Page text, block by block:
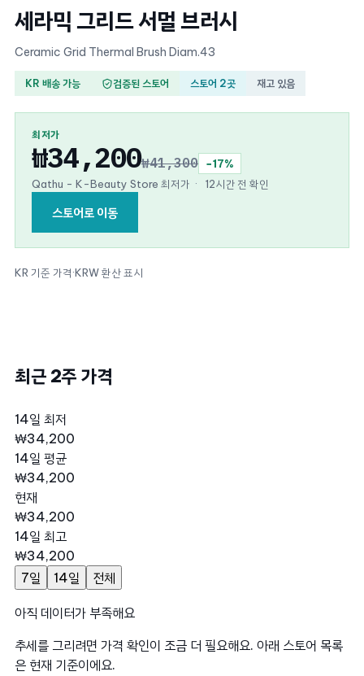
세라믹 그리드 서멀 브러시
Ceramic Grid Thermal Brush Diam.43
KR 배송 가능 검증된 스토어 스토어 2곳 재고 있음
최저가
₩34,200₩41,300
−17%
Qathu - K-Beauty Store 최저가 · 12시간 전 확인
스토어로 이동
KR 기준 가격·KRW 환산 표시
최근 2주 가격
14일 최저
₩34,200
14일 평균
₩34,200
현재
₩34,200
14일 최고
₩34,200
7일
14일 전체
아직 데이터가 부족해요
추세를 그리려면 가격 확인이 조금 더 필요해요. 아래 스토어 목록
은 현재 기준이에요.